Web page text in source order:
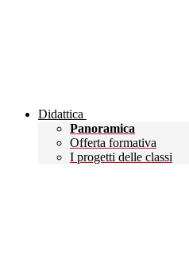
Didattica
Panoramica
Offerta formativa
I progetti delle classi